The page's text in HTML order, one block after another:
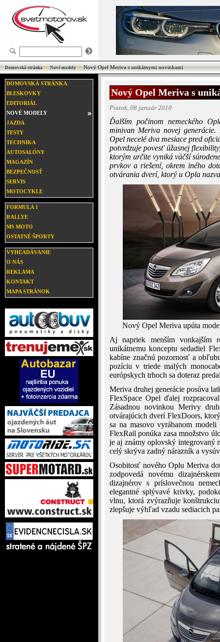
Domovská stránka Nové modely Nový Opel Meriva s unikátnymi novinkami
DOMOVSKÁ STRÁNKA
BLESKOVKY
EDITORIÁL
NOVÉ MODELY
JAZDA
TESTY
TECHNIKA
AUTOSALÓNY
MAGAZÍN
BEZPEČNOSŤ
SERVIS
MOTOCYKLE
FORMULA 1
RALLYE
MS MOTO
OSTATNÉ ŠPORTY
VYHĽADÁVANIE
O NÁS
REKLAMA
KONTAKT
MAPA STRÁNOK
Nový Opel Meriva s
Piatok, 08 január 2010
Ďalším počinom nemeckého
minivan Meriva novej
Opel necelé dva mesiace pred
potvrdzuje povesť úžasnej
ktorým určite vyniká väčší
prvkov a riešení, okrem iného
otvárania dverí, ktorý u Opla
Nový Opel Meriva upúta
Aj napriek menším vonkajším
unikátnemu konceptu sedadiel
kabíne značnú pozornosť a
pozíciu v triede malých
európskych trhoch sa doteraz
Meriva druhej generácie posúva
FlexSpace Opel ďalej
Zásadnou novinkou Merivy
otvárajúcich dverí FlexDoors,
sa na masovo vyrábanom
FlexRail ponúka zasa množstvo
je aj známy oplovský integrovaný
celý skrýva zadný nárazník a
Osobitosť nového Oplu Meriva
zodpovedá novému
dizajnérov s príslovečnou
elegantné splývavé krivky,
vlnu, ktorá zvýrazňuje
zlepšuje výhľad vzadu sediacich